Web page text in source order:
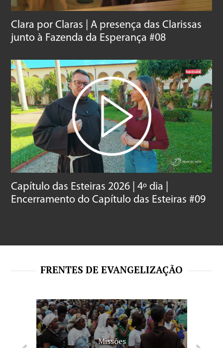
Clara por Claras | A presença das Clarissas
junto à Fazenda da Esperança #08
Capítulo das Esteiras 2026 | 4º dia |
Encerramento do Capítulo das Esteiras #09
FRENTES DE EVANGELIZAÇÃO
Missões